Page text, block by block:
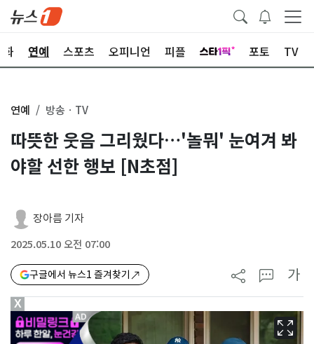
화 연예 스포츠 오피니언 피플 포토 TV
연예 방송ㆍTV
따뜻한 웃음 그리웠다…'놀뭐' 눈여겨 봐
야할 선한 행보 [N초점]
장아름 기자
2025.05.10 오전 07:00
구글에서 뉴스1 즐겨찾기 가
X